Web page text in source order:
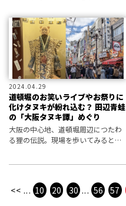
をお届けします。
2024.04.29
道頓堀のお笑いライブやお祭りに
化けタヌキが紛れ込む？ 田辺青蛙
の「大阪タヌキ譚」めぐり
大阪の中心地、道頓堀周辺につたわ
る狸の伝説。現場を歩いてみると、
<< ... 10 20 30 ... 56 57